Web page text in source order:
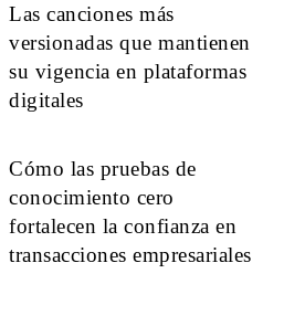
Las canciones más
versionadas que mantienen
su vigencia en plataformas
digitales
Cómo las pruebas de
conocimiento cero
fortalecen la confianza en
transacciones empresariales